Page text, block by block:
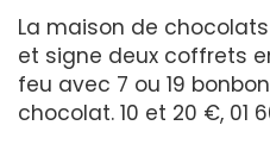
La maison de
et signe deux coffrets
feu avec 7 ou 19
chocolat. 10 et 20 €, 01